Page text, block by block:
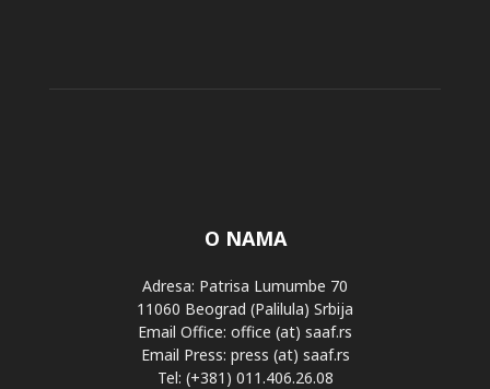
O NAMA
Adresa: Patrisa Lumumbe 70
11060 Beograd (Palilula) Srbija
Email Office: office (at) saaf.rs
Email Press: press (at) saaf.rs
Tel: (+381) 011.406.26.08